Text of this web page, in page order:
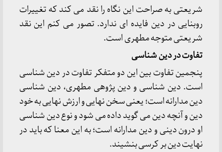
شریعتی به صراحت این نگاه را نقد می کند که تغییرات
روبنایی در دین فایده ای ندارد. تصور می کنم این نقد
شریعتی متوجه مطهری است.
تفاوت در دین شناسی
پنجمین تفاوت بین این دو متفکر تفاوت در دین شناسی
است. دین شناسی و دین پژوهی مطهری، دین شناسی
دین مدارانه است؛ یعنی سخن نهایی و ارزش نهایی به خود
دین و آنچه دین می گوید داده می شود و نوع دین شناسی
او درون دینی و دین مدارانه است؛ به این معنا که باید در
نهایت دین بر کرسی بنشیند.